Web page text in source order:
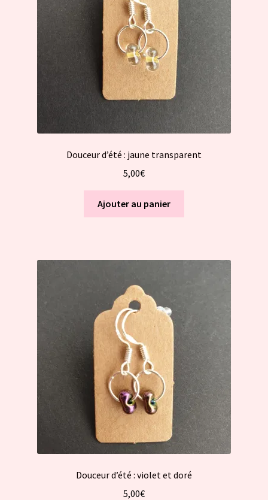
Douceur d’été : jaune transparent
5,00€
Ajouter au panier
Douceur d’été : violet et doré
5,00€